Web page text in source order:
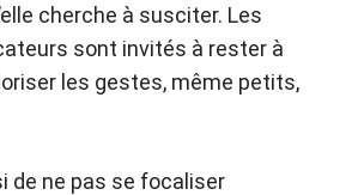
cherche à susciter. Les
sont invités à rester à
les gestes, même petits,
de ne pas se focaliser